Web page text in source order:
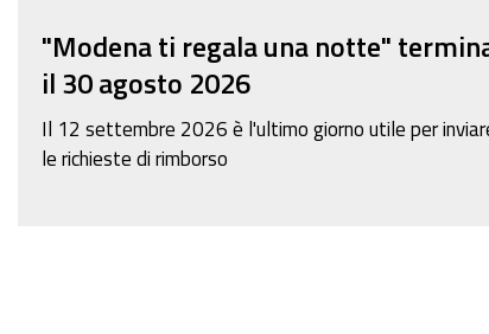
"Modena ti regala una notte"
il 30 agosto 2026
Il 12 settembre 2026 è l'ultimo giorno utile per
le richieste di rimborso